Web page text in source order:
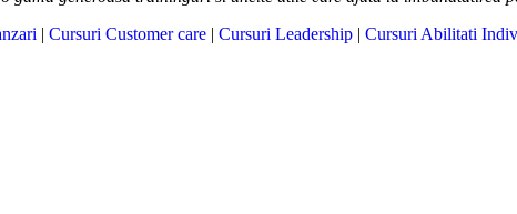
| Cursuri Customer care | Cursuri Leadership | Cursuri Abilitati